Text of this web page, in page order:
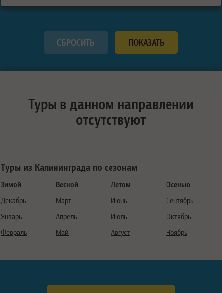
Туры в данном направлении
отсутствуют
Туры из Калининграда по сезонам
Зимой
Декабрь
Январь
Февраль
Весной
Март
Апрель
Май
Летом
Июнь
Июль
Август
Осенью
Сентябрь
Октябрь
Ноябрь